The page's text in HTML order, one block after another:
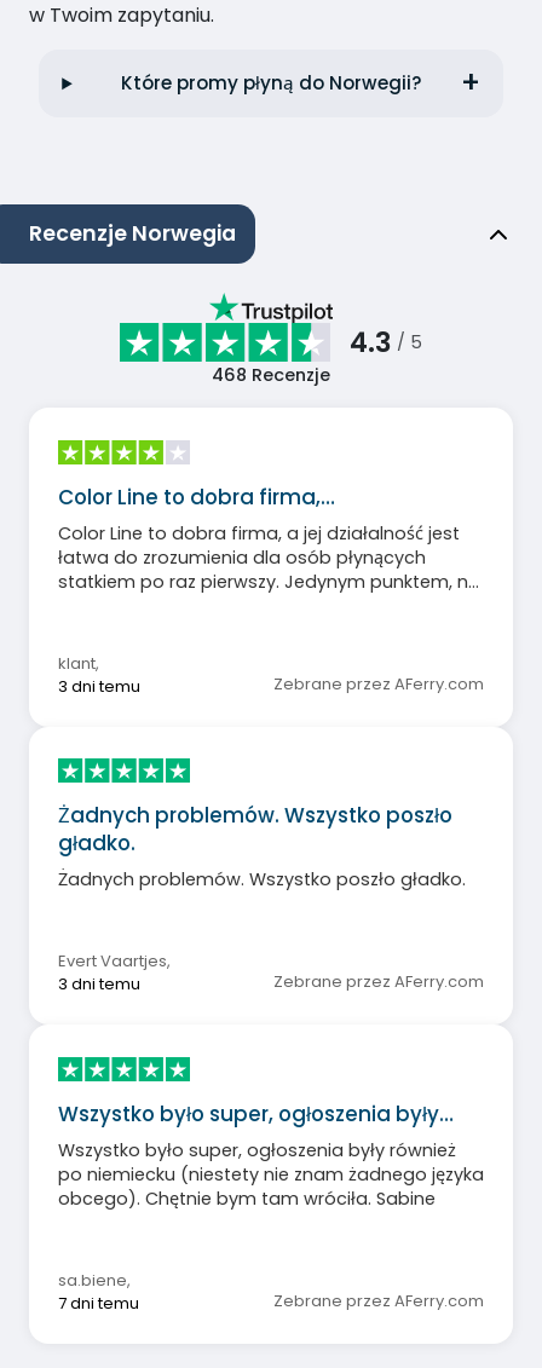
w Twoim zapytaniu.
Które promy płyną do Norwegii?
Recenzje Norwegia
4.3 / 5
468 Recenzje
Color Line to dobra firma,…
Color Line to dobra firma, a jej działalność jest
łatwa do zrozumienia dla osób płynących
statkiem po raz pierwszy. Jedynym punktem, na
gastronomicznej. W rzeczywistości ludzie
chodzili w kółko wokół bufetu mięsnego.
klant,
3 dni temu
Zebrane przez AFerry.com
Żadnych problemów. Wszystko poszło
gładko.
Żadnych problemów. Wszystko poszło gładko.
Evert Vaartjes,
3 dni temu
Zebrane przez AFerry.com
Wszystko było super, ogłoszenia były…
Wszystko było super, ogłoszenia były również
po niemiecku (niestety nie znam żadnego języka
obcego). Chętnie bym tam wróciła. Sabine
sa.biene,
7 dni temu
Zebrane przez AFerry.com